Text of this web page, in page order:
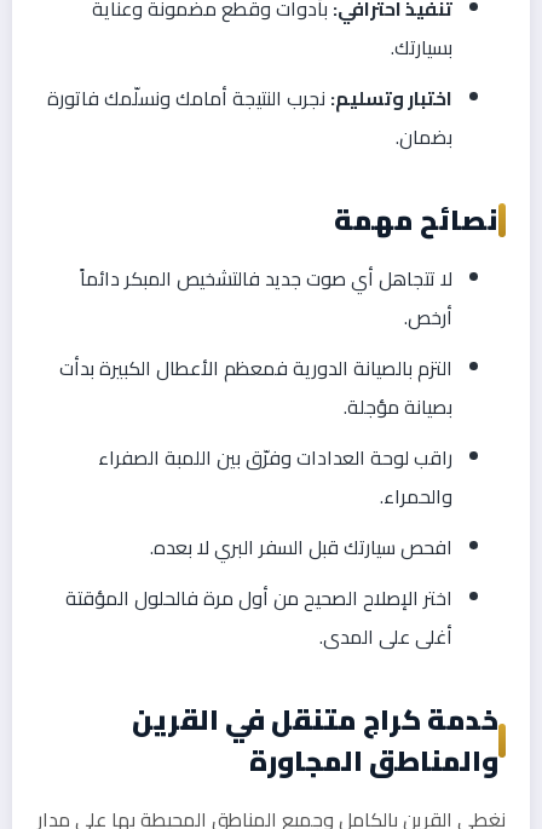
تنفيذ احترافي: بأدوات وقطع مضمونة وعناية
بسيارتك.
اختبار وتسليم: نجرب النتيجة أمامك ونسلّمك فاتورة
بضمان.
نصائح مهمة
لا تتجاهل أي صوت جديد فالتشخيص المبكر دائماً
أرخص.
التزم بالصيانة الدورية فمعظم الأعطال الكبيرة بدأت
بصيانة مؤجلة.
راقب لوحة العدادات وفرّق بين اللمبة الصفراء
والحمراء.
افحص سيارتك قبل السفر البري لا بعده.
اختر الإصلاح الصحيح من أول مرة فالحلول المؤقتة
أغلى على المدى.
خدمة كراج متنقل في القرين
والمناطق المجاورة
نغطي القرين بالكامل وجميع المناطق المحيطة بها على مدار